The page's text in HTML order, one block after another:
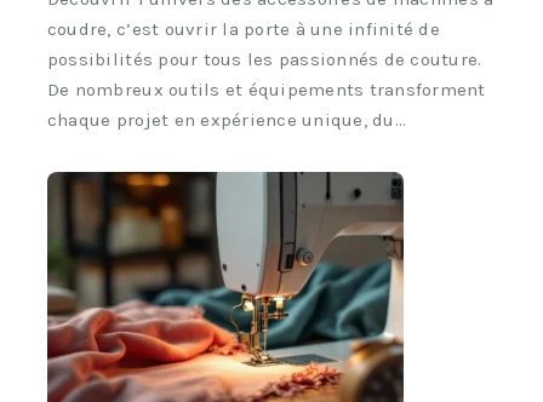
coudre, c’est ouvrir la porte à une infinité de
possibilités pour tous les passionnés de couture.
De nombreux outils et équipements transforment
chaque projet en expérience unique, du…